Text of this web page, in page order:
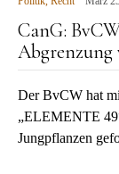
CanG:
Abgrenzung
Der BvCW hat
„ELEMENTE
Jungpflanzen